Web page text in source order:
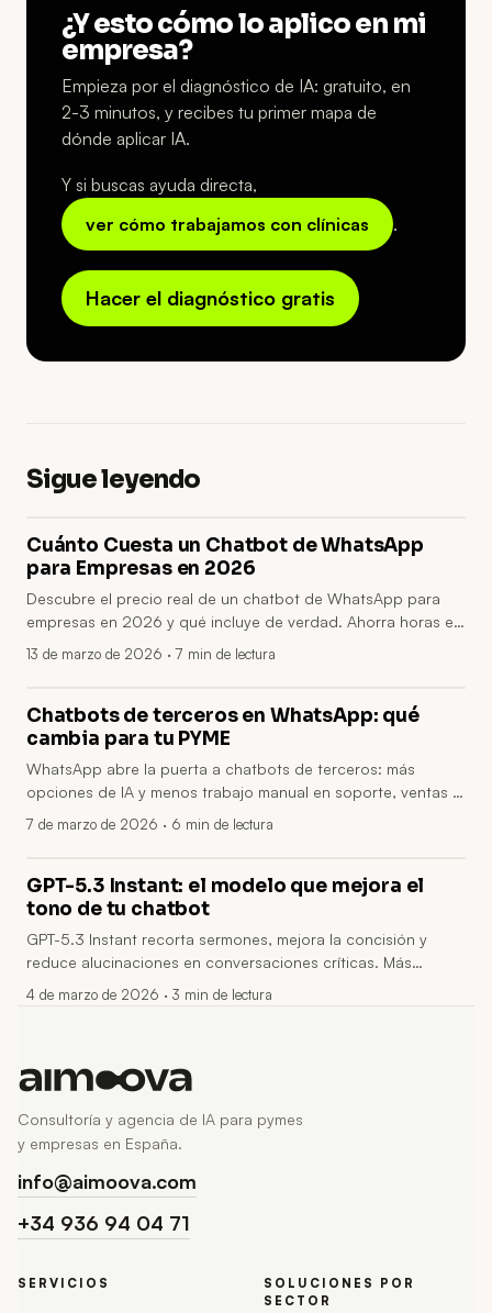
¿Y esto cómo lo aplico en mi
empresa?
Empieza por el diagnóstico de IA: gratuito, en
2-3 minutos, y recibes tu primer mapa de
dónde aplicar IA.
Y si buscas ayuda directa,
ver cómo trabajamos con clínicas
.
Hacer el diagnóstico gratis
Sigue leyendo
Cuánto Cuesta un Chatbot de WhatsApp
para Empresas en 2026
Descubre el precio real de un chatbot de WhatsApp para
empresas en 2026 y qué incluye de verdad. Ahorra horas en
atención, reduce llamadas y acelera decisiones sin más
13 de marzo de 2026 · 7 min de lectura
Chatbots de terceros en WhatsApp: qué
cambia para tu PYME
WhatsApp abre la puerta a chatbots de terceros: más
opciones de IA y menos trabajo manual en soporte, ventas y
reservas. Aprende a calcular costes, evitar dependencias y
7 de marzo de 2026 · 6 min de lectura
GPT-5.3 Instant: el modelo que mejora el
tono de tu chatbot
GPT-5.3 Instant recorta sermones, mejora la concisión y
reduce alucinaciones en conversaciones críticas. Más
confianza, menos abandono del chat y decisiones (y cierres)
4 de marzo de 2026 · 3 min de lectura
Consultoría y agencia de IA para pymes
y empresas en España.
info@aimoova.com
+34 936 94 04 71
SERVICIOS
SOLUCIONES POR
SECTOR